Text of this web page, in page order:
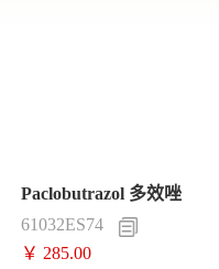
Paclobutrazol 多效唑
61032ES74
￥ 285.00